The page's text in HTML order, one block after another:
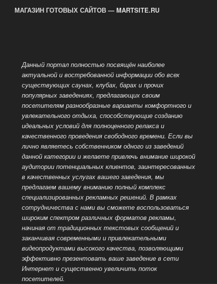
МАГАЗИН ГОТОВЫХ САЙТОВ — MARTSITE.RU
Данный портал полностью посвящён наиболее
актуальной и востребованной информации обо всех
существующих саунах, клубах, барах и прочих
популярных заведениях, предлагающих своим
посетителям разнообразные варианты комфортного и
увлекательного отдыха, способствующие созданию
идеальных условий для полноценного релакса и
качественного проведения свободного времени. Если вы
лично являетесь собственником одного из заведений
данной категории и желаете привлечь внимание широкой
аудитории потенциальных клиентов, заинтересованных
в качественных услугах вашего заведения, мы
предлагаем вашему вниманию полный комплекс
специализированных рекламных решений. В рамках
сотрудничества с нами вы сможете воспользоваться
широким спектром различных форматов рекламы,
начиная от традиционных текстовых сообщений и
заканчивая современными и привлекательными
видеопродуктами высокого качества, позволяющими
эффективно презентовать ваше заведение в сети
Интернет и существенно увеличить поток
посетителей.